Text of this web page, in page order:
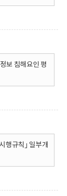
보 침해요인 평
행규칙｣ 일부개